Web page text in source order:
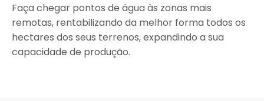
Faça chegar pontos de água às zonas mais
remotas, rentabilizando da melhor forma todos os
hectares dos seus terrenos, expandindo a sua
capacidade de produção.